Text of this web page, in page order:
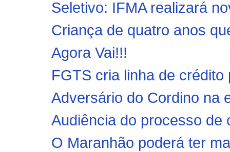
Seletivo: IFMA realizará
Criança de quatro anos
Agora Vai!!!
FGTS cria linha de
Adversário do Cordino na
Audiência do processo de
O Maranhão poderá ter